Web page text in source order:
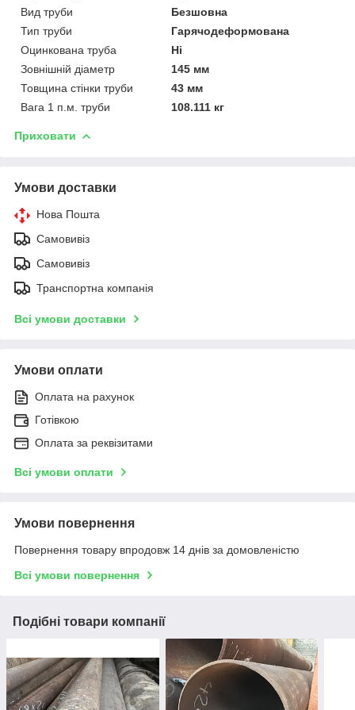
Вид труби
Безшовна
Тип труби
Гарячодеформована
Оцинкована труба
Ні
Зовнішній діаметр
145 мм
Товщина стінки труби
43 мм
Вага 1 п.м. труби
108.111 кг
Приховати
Умови доставки
Нова Пошта
Самовивіз
Самовивіз
Транспортна компанія
Всі умови доставки
Умови оплати
Оплата на рахунок
Готівкою
Оплата за реквізитами
Всі умови оплати
Умови повернення
Повернення товару впродовж 14 днів за домовленістю
Всі умови повернення
Подібні товари компанії